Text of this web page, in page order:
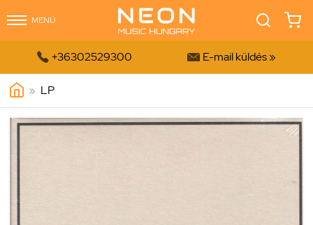
MENÜ
 +36302529300  E-mail küldés »
» LP